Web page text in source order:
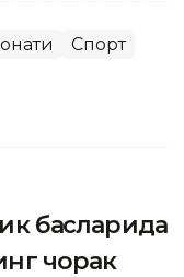
Спорт
баҳсларида
чорак